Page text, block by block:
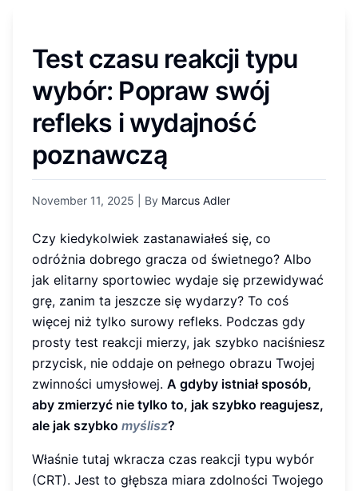
Test czasu reakcji typu
wybór: Popraw swój
refleks i wydajność
poznawczą
November 11, 2025 | By Marcus Adler
Czy kiedykolwiek zastanawiałeś się, co
odróżnia dobrego gracza od świetnego? Albo
jak elitarny sportowiec wydaje się przewidywać
grę, zanim ta jeszcze się wydarzy? To coś
więcej niż tylko surowy refleks. Podczas gdy
prosty test reakcji mierzy, jak szybko naciśniesz
przycisk, nie oddaje on pełnego obrazu Twojej
zwinności umysłowej. A gdyby istniał sposób,
aby zmierzyć nie tylko to, jak szybko reagujesz,
ale jak szybko myślisz?
Właśnie tutaj wkracza czas reakcji typu wybór
(CRT). Jest to głębsza miara zdolności Twojego